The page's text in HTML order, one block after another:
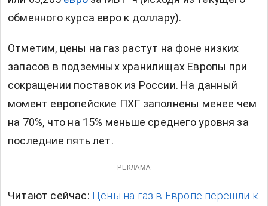
обменного курса евро к доллару).
Отметим, цены на газ растут на фоне низких
запасов в подземных хранилищах Европы при
сокращении поставок из России. На данный
момент европейские ПХГ заполнены менее чем
на 70%, что на 15% меньше среднего уровня за
последние пять лет.
РЕКЛАМА
Читают сейчас: Цены на газ в Европе перешли к